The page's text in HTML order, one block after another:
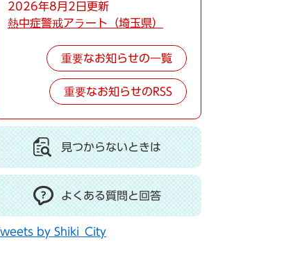
2026年8月2日更新
熱中症警戒アラート（埼玉県）
重要なお知らせの一覧
重要なお知らせのRSS
見つからないときは
よくある質問と回答
by Shiki_City